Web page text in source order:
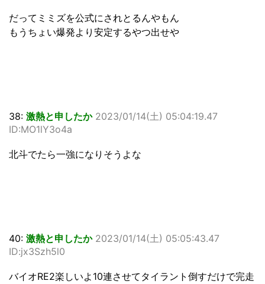
だってミミズを公式にされとるんやもん
もうちょい爆発より安定するやつ出せや
38: 激熱と申したか 2023/01/14(土) 05:04:19.47
ID:MO1lY3o4a
北斗でたら一強になりそうよな
40: 激熱と申したか 2023/01/14(土) 05:05:43.47
ID:jx3Szh5l0
バイオRE2楽しいよ10連させてタイラント倒すだけで完走